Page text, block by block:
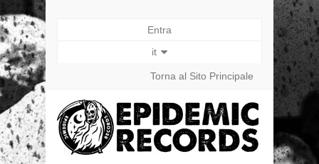
Entra
it
Torna al Sito Principale